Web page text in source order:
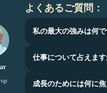
よくあるご質問：
私の最大の強みは何で
仕事について占えます
成長のためには何に